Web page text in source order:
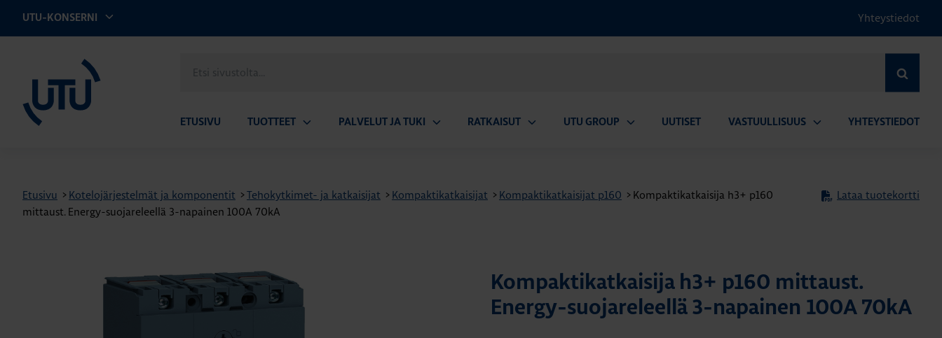
UTU-KONSERNI Yhteystiedot
sivustolta
ETUSIVU TUOTTEET PALVELUT JA TUKI RATKAISUT UTU GROUP UUTISET VASTUULLISUUS YHTEYSTIEDOT
Etusivu > Kotelojärjestelmät ja komponentit >Tehokytkimet- ja katkaisijat > Kompaktikatkaisijat > Kompaktikatkaisijat p160 > Kompaktikatkaisija h3+ p160
mittaust. Energy-suojareleellä 3-napainen 100A 70kA
Lataa tuotekortti
Kompaktikatkaisija h3+ p160 mittaust.
Energy-suojareleellä 3-napainen 100A 70kA